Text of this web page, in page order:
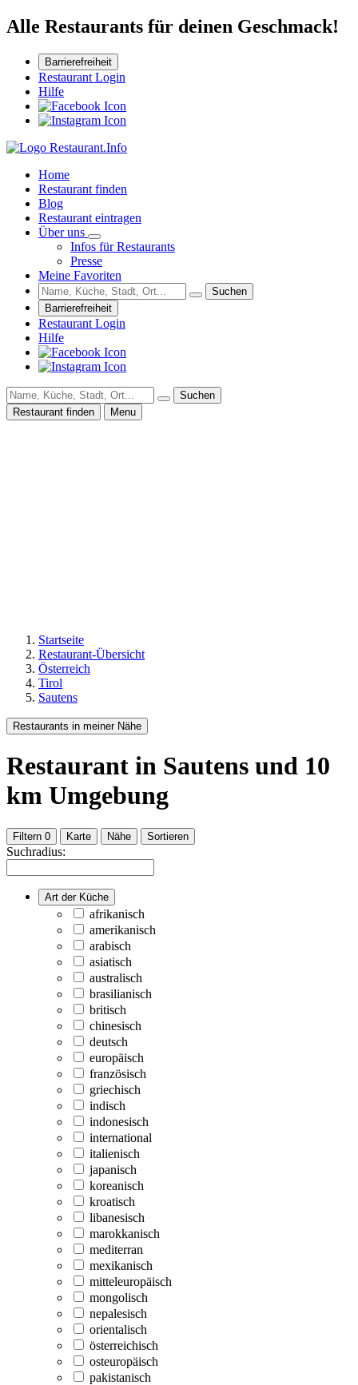
Alle Restaurants für deinen Geschmack!
Barrierefreiheit
Restaurant Login
Hilfe
Home
Restaurant finden
Blog
Restaurant eintragen
Über uns
Infos für Restaurants
Presse
Meine Favoriten
Suchen
Barrierefreiheit
Restaurant Login
Hilfe
Suchen
Restaurant finden
Menu
Startseite
Restaurant-Übersicht
Österreich
Tirol
Sautens
Restaurants in meiner Nähe
Restaurant in Sautens und 10
km Umgebung
Filtern 0 Karte Nähe Sortieren
Suchradius:
Art der Küche
afrikanisch
amerikanisch
arabisch
asiatisch
australisch
brasilianisch
britisch
chinesisch
deutsch
europäisch
französisch
griechisch
indisch
indonesisch
international
italienisch
japanisch
koreanisch
kroatisch
libanesisch
marokkanisch
mediterran
mexikanisch
mitteleuropäisch
mongolisch
nepalesisch
orientalisch
österreichisch
osteuropäisch
pakistanisch